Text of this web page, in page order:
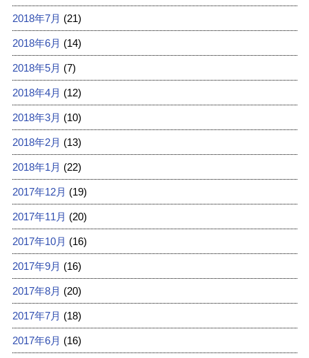
2018年7月 (21)
2018年6月 (14)
2018年5月 (7)
2018年4月 (12)
2018年3月 (10)
2018年2月 (13)
2018年1月 (22)
2017年12月 (19)
2017年11月 (20)
2017年10月 (16)
2017年9月 (16)
2017年8月 (20)
2017年7月 (18)
2017年6月 (16)